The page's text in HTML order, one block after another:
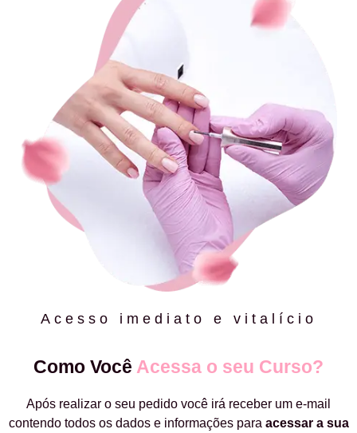
Acesso imediato e vitalício
Como Você Acessa o seu Curso?
Após realizar o seu pedido você irá receber um e-mail
contendo todos os dados e informações para acessar a sua